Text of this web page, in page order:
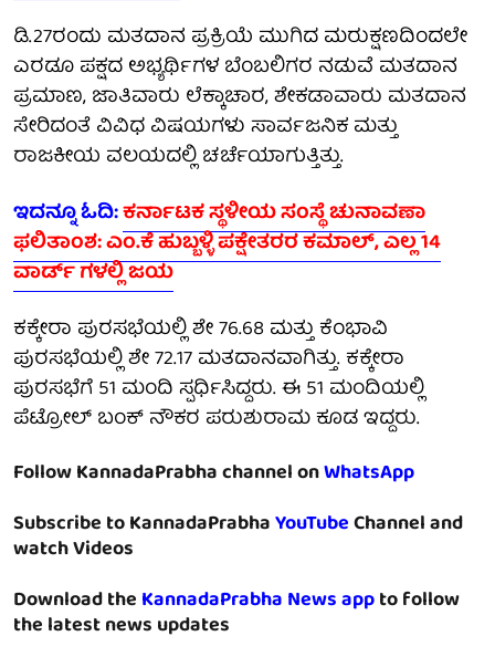
ಡಿ.27ರಂದು ಮತದಾನ ಪ್ರಕ್ರಿಯೆ ಮುಗಿದ ಮರುಕ್ಷಣದಿಂದಲೇ
ಎರಡೂ ಪಕ್ಷದ ಅಭ್ಯರ್ಥಿಗಳ ಬೆಂಬಲಿಗರ ನಡುವೆ ಮತದಾನ
ಪ್ರಮಾಣ, ಜಾತಿವಾರು ಲೆಕ್ಕಾಚಾರ, ಶೇಕಡಾವಾರು ಮತದಾನ
ಸೇರಿದಂತೆ ವಿವಿಧ ವಿಷಯಗಳು ಸಾರ್ವಜನಿಕ ಮತ್ತು
ರಾಜಕೀಯ ವಲಯದಲ್ಲಿ ಚರ್ಚೆಯಾಗುತ್ತಿತ್ತು.
ಇದನ್ನೂ ಓದಿ:ಕರ್ನಾಟಕ ಸ್ಥಳೀಯ ಸಂಸ್ಥೆ ಚುನಾವಣಾ
ಫಲಿತಾಂಶ: ಎಂ.ಕೆ ಹುಬ್ಬಳ್ಳಿ ಪಕ್ಷೇತರರ ಕಮಾಲ್, ಎಲ್ಲ 14
ವಾರ್ಡ್ ಗಳಲ್ಲಿ ಜಯ
ಕಕ್ಕೇರಾ ಪುರಸಭೆಯಲ್ಲಿ ಶೇ 76.68 ಮತ್ತು ಕೆಂಭಾವಿ
ಪುರಸಭೆಯಲ್ಲಿ ಶೇ 72.17 ಮತದಾನವಾಗಿತ್ತು. ಕಕ್ಕೇರಾ
‍ಪುರಸಭೆಗೆ 51 ಮಂದಿ ಸ್ಪರ್ಧಿಸಿದ್ದರು. ಈ 51 ಮಂದಿಯಲ್ಲಿ
ಪೆಟ್ರೋಲ್ ಬಂಕ್ ನೌಕರ ಪರುಶುರಾಮ ಕೂಡ ಇದ್ದರು.
Follow KannadaPrabha channel onWhatsApp
Subscribe to KannadaPrabhaYouTubeChannel and
watch Videos
Download theKannadaPrabha News appto follow
the latest news updates